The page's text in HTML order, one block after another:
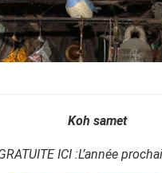
Koh samet
ICI :L’année